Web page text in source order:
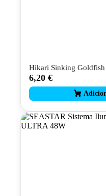
Hikari Sinking Goldfish
6,20 €